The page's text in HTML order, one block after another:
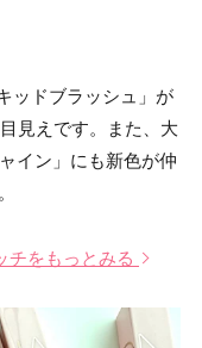
ッドブラッシュ」が
見えです。また、大
イン」にも新色が仲
チをもっとみる